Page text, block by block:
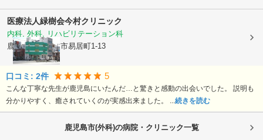
医療法人緑樹会今村クリニック
内科, 外科, リハビリテーション科
鹿児島県鹿児島市易居町1-13
口コミ: 2件 5
こんな丁寧な先生が鹿児島にいたんだ…と驚きと感動の出会いでした。 説明も
分かりやすく、癒されていくのが実感出来ました。 ...続きを読む
鹿児島市(外科)の病院・クリニック一覧